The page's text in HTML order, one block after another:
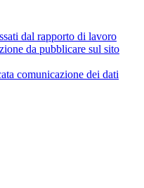
dal rapporto di lavoro
da pubblicare sul sito
comunicazione dei dati